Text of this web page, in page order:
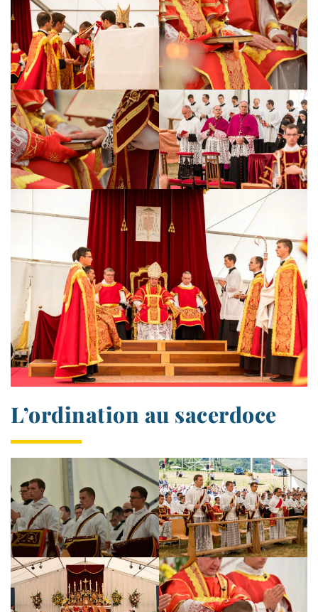
L’ordination au sacerdoce